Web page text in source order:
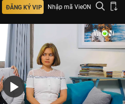
ĐĂNG KÝ VIP Nhập mã VieON